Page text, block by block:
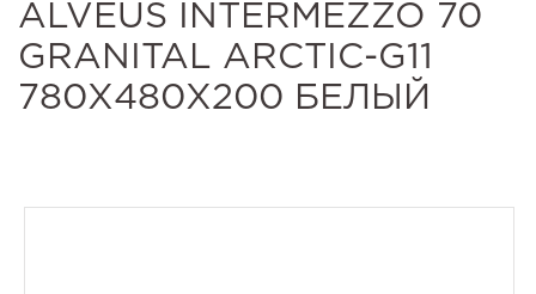
ALVEUS INTERMEZZO 70
GRANITAL ARCTIC-G11
780X480X200 БЕЛЫЙ